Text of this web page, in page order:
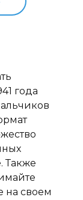
года
Также
на своем